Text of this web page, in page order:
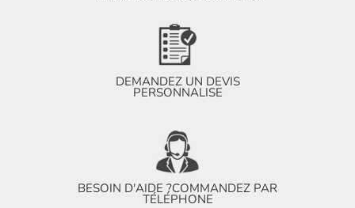
DEMANDEZ UN DEVIS
PERSONNALISE
BESOIN D'AIDE ?COMMANDEZ PAR
TÉLÉPHONE